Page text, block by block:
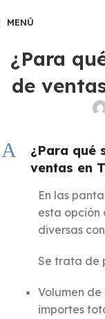
MENÚ
¿Para
de
A
¿Para qué
ventas en
En las
esta opción
diversas
Se trata de
Volumen
importes